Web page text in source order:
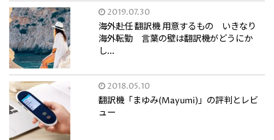
2019.07.30
海外赴任 翻訳機 用意するもの いきなり
海外転勤 言葉の壁は翻訳機がどうにか
し...
2018.05.10
翻訳機「まゆみ(Mayumi)」の評判とレビ
ュー